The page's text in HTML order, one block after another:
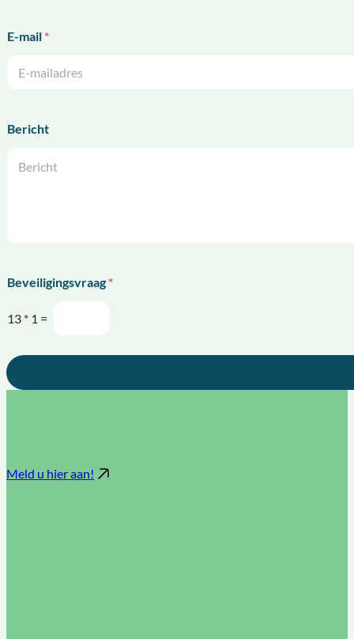
E-mail *
Bericht
Beveiligingsvraag *
13 * 1 =
Meld u hier aan!